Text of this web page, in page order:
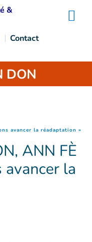
Contact
DON
avancer la réadaptation »
ANN FÈ
avancer la